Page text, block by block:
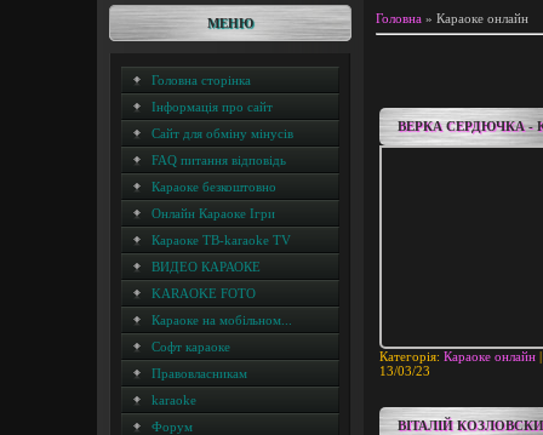
МЕНЮ
Головна сторінка
Інформація про сайт
Сайт для обміну мінусів
FAQ питання відповідь
Караоке безкоштовно
Онлайн Караоке Ігри
Караоке ТВ-karaoke TV
ВИДЕО КАРАОКЕ
KARAOKE FOTO
Караоке на мобільном...
Софт караоке
Правовласникам
karaoke
Форум
Головна » Караоке онлайн
ВЕРКА СЕРДЮЧКА -
Категорія: Караоке онлайн
13/03/23
ВІТАЛІЙ